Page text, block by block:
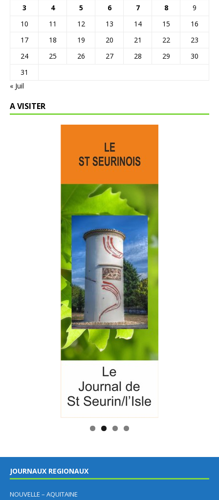
3
4 5 6 7 8
9
10
11 12 13 14 15
16
17
18 19 20 21 22
23
24
25 26 27 28 29
30
31
« Juil
A VISITER
JOURNAUX REGIONAUX
NOUVELLE – AQUITAINE